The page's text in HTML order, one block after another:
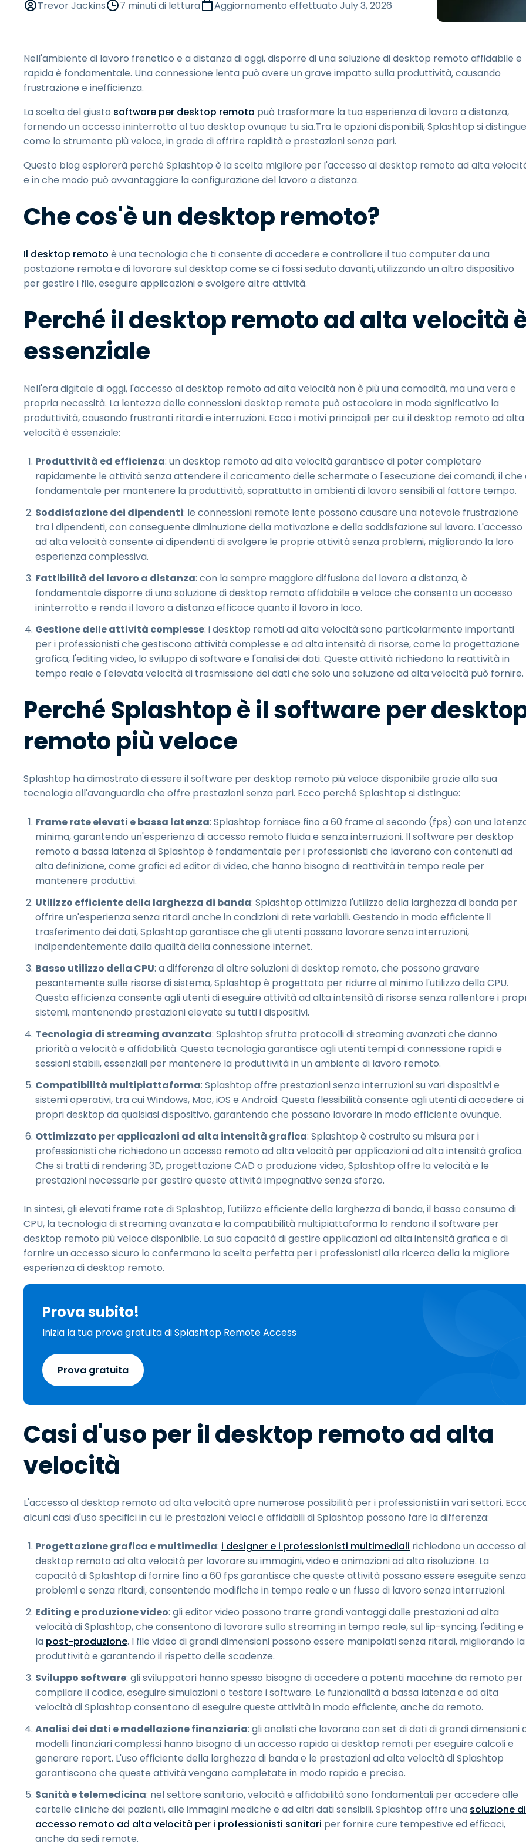
Accesso remoto tramite
Wacom
Accesso remoto al
Sicurezza degli endpoint
Esplora tutte le esigenze
Trevor Jackins 7 minuti di lettura Aggiornamento effettuato July 3, 2026
Nell'ambiente di lavoro frenetico e a distanza di oggi, disporre di una soluzione di desktop remoto affidabile e
rapida è fondamentale. Una connessione lenta può avere un grave impatto sulla produttività, causando
frustrazione e inefficienza.
La scelta del giusto software per desktop remoto può trasformare la tua esperienza di lavoro a distanza,
fornendo un accesso ininterrotto al tuo desktop ovunque tu sia.Tra le opzioni disponibili, Splashtop si distingue
come lo strumento più veloce, in grado di offrire rapidità e prestazioni senza pari.
Questo blog esplorerà perché Splashtop è la scelta migliore per l'accesso al desktop remoto ad alta
e in che modo può avvantaggiare la configurazione del lavoro a distanza.
Che cos'è un desktop remoto?
Il desktop remoto è una tecnologia che ti consente di accedere e controllare il tuo computer da una
postazione remota e di lavorare sul desktop come se ci fossi seduto davanti, utilizzando un altro dispositivo
per gestire i file, eseguire applicazioni e svolgere altre attività.
Perché il desktop remoto ad alta velocità
essenziale
Nell'era digitale di oggi, l'accesso al desktop remoto ad alta velocità non è più una comodità, ma una vera e
propria necessità. La lentezza delle connessioni desktop remote può ostacolare in modo significativo la
produttività, causando frustranti ritardi e interruzioni. Ecco i motivi principali per cui il desktop remoto ad alta
velocità è essenziale:
Produttività ed efficienza: un desktop remoto ad alta velocità garantisce di poter completare
rapidamente le attività senza attendere il caricamento delle schermate o l'esecuzione dei comandi, il che
fondamentale per mantenere la produttività, soprattutto in ambienti di lavoro sensibili al fattore tempo.
Soddisfazione dei dipendenti: le connessioni remote lente possono causare una notevole frustrazione
tra i dipendenti, con conseguente diminuzione della motivazione e della soddisfazione sul lavoro. L'accesso
ad alta velocità consente ai dipendenti di svolgere le proprie attività senza problemi, migliorando la loro
esperienza complessiva.
Fattibilità del lavoro a distanza: con la sempre maggiore diffusione del lavoro a distanza, è
fondamentale disporre di una soluzione di desktop remoto affidabile e veloce che consenta un accesso
ininterrotto e renda il lavoro a distanza efficace quanto il lavoro in loco.
Gestione delle attività complesse: i desktop remoti ad alta velocità sono particolarmente importanti
per i professionisti che gestiscono attività complesse e ad alta intensità di risorse, come la progettazione
grafica, l'editing video, lo sviluppo di software e l'analisi dei dati. Queste attività richiedono la reattività in
tempo reale e l'elevata velocità di trasmissione dei dati che solo una soluzione ad alta velocità può fornire.
Perché Splashtop è il software per
remoto più veloce
Splashtop ha dimostrato di essere il software per desktop remoto più veloce disponibile grazie alla sua
tecnologia all'avanguardia che offre prestazioni senza pari. Ecco perché Splashtop si distingue:
Frame rate elevati e bassa latenza: Splashtop fornisce fino a 60 frame al secondo (fps) con una
minima, garantendo un'esperienza di accesso remoto fluida e senza interruzioni. Il software per desktop
remoto a bassa latenza di Splashtop è fondamentale per i professionisti che lavorano con contenuti ad
alta definizione, come grafici ed editor di video, che hanno bisogno di reattività in tempo reale per
mantenere produttivi.
Utilizzo efficiente della larghezza di banda: Splashtop ottimizza l'utilizzo della larghezza di banda per
offrire un'esperienza senza ritardi anche in condizioni di rete variabili. Gestendo in modo efficiente il
trasferimento dei dati, Splashtop garantisce che gli utenti possano lavorare senza interruzioni,
indipendentemente dalla qualità della connessione internet.
Basso utilizzo della CPU: a differenza di altre soluzioni di desktop remoto, che possono gravare
pesantemente sulle risorse di sistema, Splashtop è progettato per ridurre al minimo l'utilizzo della CPU.
Questa efficienza consente agli utenti di eseguire attività ad alta intensità di risorse senza rallentare i
sistemi, mantenendo prestazioni elevate su tutti i dispositivi.
Tecnologia di streaming avanzata: Splashtop sfrutta protocolli di streaming avanzati che danno
priorità a velocità e affidabilità. Questa tecnologia garantisce agli utenti tempi di connessione rapidi e
sessioni stabili, essenziali per mantenere la produttività in un ambiente di lavoro remoto.
Compatibilità multipiattaforma: Splashtop offre prestazioni senza interruzioni su vari dispositivi e
sistemi operativi, tra cui Windows, Mac, iOS e Android. Questa flessibilità consente agli utenti di accedere ai
propri desktop da qualsiasi dispositivo, garantendo che possano lavorare in modo efficiente ovunque.
Ottimizzato per applicazioni ad alta intensità grafica: Splashtop è costruito su misura per i
professionisti che richiedono un accesso remoto ad alta velocità per applicazioni ad alta intensità grafica.
Che si tratti di rendering 3D, progettazione CAD o produzione video, Splashtop offre la velocità e le
prestazioni necessarie per gestire queste attività impegnative senza sforzo.
In sintesi, gli elevati frame rate di Splashtop, l'utilizzo efficiente della larghezza di banda, il basso consumo di
CPU, la tecnologia di streaming avanzata e la compatibilità multipiattaforma lo rendono il software per
desktop remoto più veloce disponibile. La sua capacità di gestire applicazioni ad alta intensità grafica e di
fornire un accesso sicuro lo confermano la scelta perfetta per i professionisti alla ricerca della la migliore
esperienza di desktop remoto.
Prova subito!
Inizia la tua prova gratuita di Splashtop Remote Access
Prova gratuita
Casi d'uso per il desktop remoto ad alta
velocità
L'accesso al desktop remoto ad alta velocità apre numerose possibilità per i professionisti in vari settori.
alcuni casi d'uso specifici in cui le prestazioni veloci e affidabili di Splashtop possono fare la differenza:
Progettazione grafica e multimedia: i designer e i professionisti multimediali richiedono un accesso al
desktop remoto ad alta velocità per lavorare su immagini, video e animazioni ad alta risoluzione. La
capacità di Splashtop di fornire fino a 60 fps garantisce che queste attività possano essere eseguite senza
problemi e senza ritardi, consentendo modifiche in tempo reale e un flusso di lavoro senza interruzioni.
Editing e produzione video: gli editor video possono trarre grandi vantaggi dalle prestazioni ad alta
velocità di Splashtop, che consentono di lavorare sullo streaming in tempo reale, sul lip-syncing, l'editing e
la post-produzione. I file video di grandi dimensioni possono essere manipolati senza ritardi, migliorando la
produttività e garantendo il rispetto delle scadenze.
Sviluppo software: gli sviluppatori hanno spesso bisogno di accedere a potenti macchine da remoto per
compilare il codice, eseguire simulazioni o testare i software. Le funzionalità a bassa latenza e ad alta
velocità di Splashtop consentono di eseguire queste attività in modo efficiente, anche da remoto.
Analisi dei dati e modellazione finanziaria: gli analisti che lavorano con set di dati di grandi dimensioni
modelli finanziari complessi hanno bisogno di un accesso rapido ai desktop remoti per eseguire calcoli e
generare report. L'uso efficiente della larghezza di banda e le prestazioni ad alta velocità di Splashtop
garantiscono che queste attività vengano completate in modo rapido e preciso.
Sanità e telemedicina: nel settore sanitario, velocità e affidabilità sono fondamentali per accedere alle
cartelle cliniche dei pazienti, alle immagini mediche e ad altri dati sensibili. Splashtop offre una soluzione di
accesso remoto ad alta velocità per i professionisti sanitari per fornire cure tempestive ed efficaci,
anche da sedi remote.